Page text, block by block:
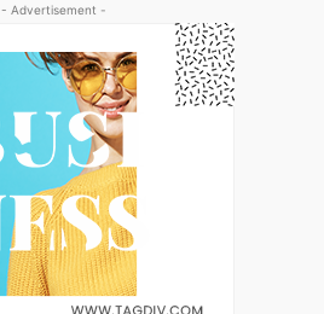
- Advertisement -